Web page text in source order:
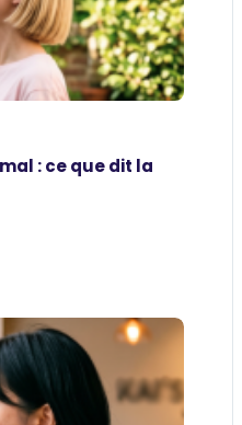
: ce que dit la